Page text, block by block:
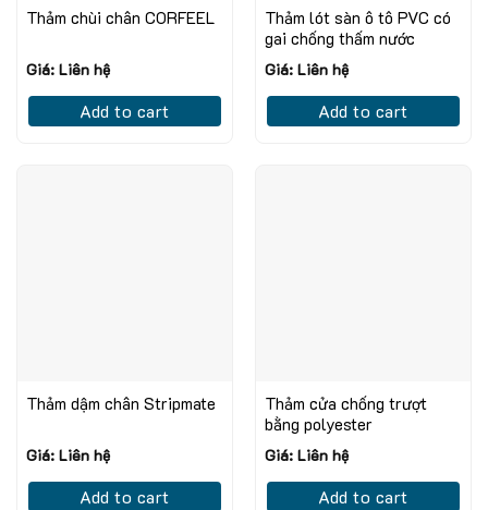
Thảm chùi chân CORFEEL
Giá: Liên hệ
Add to cart
Thảm lót sàn ô tô PVC có
gai chống thấm nước
Giá: Liên hệ
Add to cart
Thảm dậm chân Stripmate
Giá: Liên hệ
Add to cart
Thảm cửa chống trượt
bằng polyester
Giá: Liên hệ
Add to cart